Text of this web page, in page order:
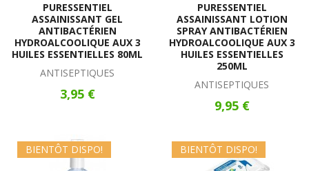
PURESSENTIEL
ASSAINISSANT GEL
ANTIBACTÉRIEN
HYDROALCOOLIQUE AUX 3
HUILES ESSENTIELLES 80ML
ANTISEPTIQUES
3,95 €
PURESSENTIEL
ASSAINISSANT LOTION
SPRAY ANTIBACTÉRIEN
HYDROALCOOLIQUE AUX 3
HUILES ESSENTIELLES
250ML
ANTISEPTIQUES
9,95 €
BIENTÔT DISPO! BIENTÔT DISPO!